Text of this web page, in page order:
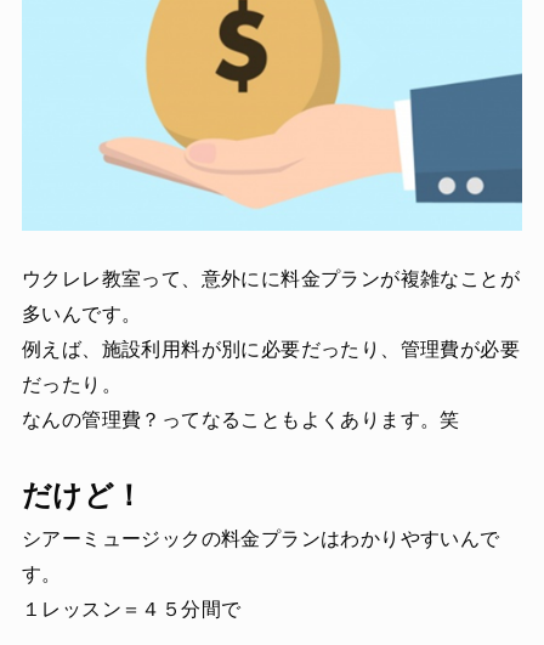
ウクレレ教室って、意外にに料金プランが複雑なことが
多いんです。
例えば、施設利用料が別に必要だったり、管理費が必要
だったり。
なんの管理費？ってなることもよくあります。笑
だけど！
シアーミュージックの料金プランはわかりやすいんで
す。
１レッスン＝４５分間で